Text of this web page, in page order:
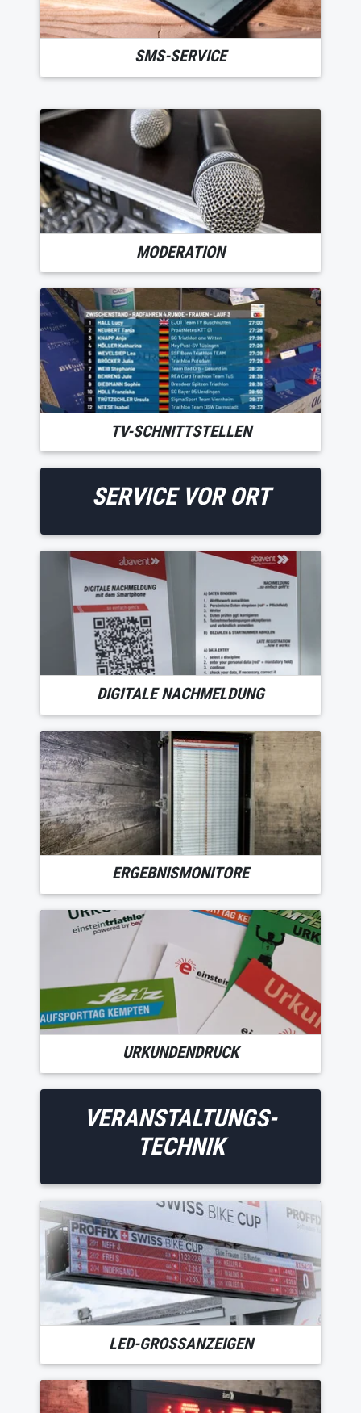
SMS-SERVICE
MODERATION
TV-SCHNITTSTELLEN
SERVICE VOR ORT
DIGITALE NACHMELDUNG
ERGEBNISMONITORE
URKUNDENDRUCK
VERANSTALTUNGS-
TECHNIK
LED-GROSSANZEIGEN